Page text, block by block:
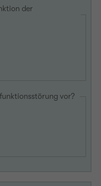
der
vor?